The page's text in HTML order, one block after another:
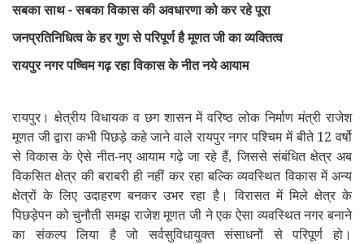
सबका साथ - सबका विकास की अवधारणा को कर रहे पूरा
जनप्रतिनिधित्व के हर गुण से परिपूर्ण है मूणत जी का व्यक्तित्व
रायपुर नगर पष्चिम गढ़ रहा विकास के नीत नये आयाम
रायपुर। क्षेत्रीय विधायक व छग शासन में वरिष्ठ लोक निर्माण मंत्री राजेश
मूणत जी द्वारा कभी पिछड़े कहे जाने वाले रायपुर नगर पश्चिम में बीते 12 वर्षो
से विकास के ऐसे नीत-नए आयाम गढ़े जा रहे हैं, जिससे संबंधित क्षेत्र अब
विकसित क्षेत्र की बराबरी ही नहीं कर रहा बल्कि व्यवस्थित विकास में अन्य
क्षेत्रों के लिए उदाहरण बनकर उभर रहा है। विरासत में मिले क्षेत्र के
पिछड़ेपन को चुनौती समझ राजेश मूणत जी ने एक ऐसा व्यवस्थित नगर बनाने
का संकल्प लिया है जो सर्वसुविधायुक्त संसाधनों से परिपूर्ण हो।